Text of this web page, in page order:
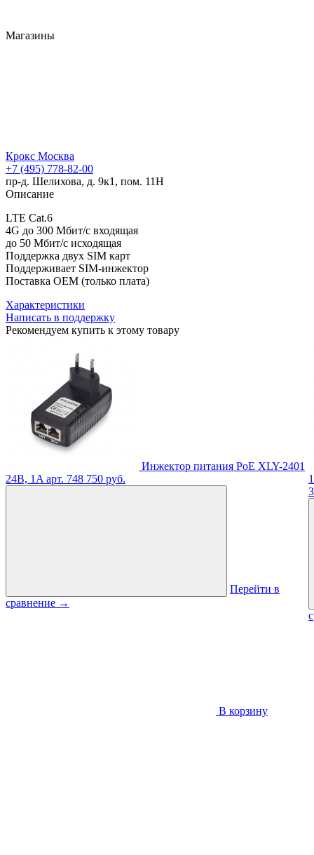
Магазины
Крокс Москва
+7 (495) 778-82-00
пр-д. Шелихова, д. 9к1, пом. 11Н
Описание
LTE Cat.6
4G до 300 Мбит/c входящая
до 50 Мбит/с исходящая
Поддержка двух SIM карт
Поддерживает SIM-инжектор
Поставка OEM (только плата)
Характеристики
Написать в поддержку
Рекомендуем купить к этому товару
Инжектор питания PoE XLY-2401
24В, 1A арт. 748 750 руб.
Перейти в
сравнение →
В корзину